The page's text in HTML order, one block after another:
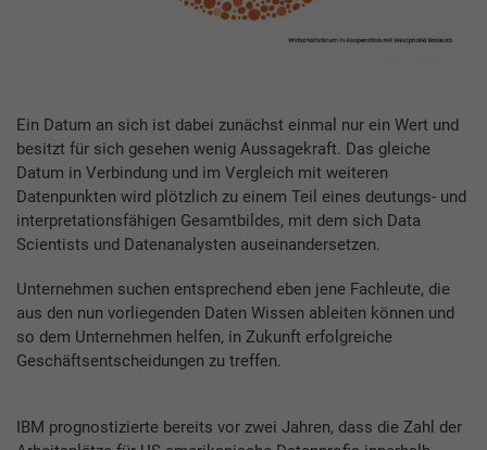
Ein Datum an sich ist dabei zunächst einmal nur ein Wert und
besitzt für sich gesehen wenig Aussagekraft. Das gleiche
Datum in Verbindung und im Vergleich mit weiteren
Datenpunkten wird plötzlich zu einem Teil eines deutungs- und
interpretationsfähigen Gesamtbildes, mit dem sich Data
Scientists und Datenanalysten auseinandersetzen.
Unternehmen suchen entsprechend eben jene Fachleute, die
aus den nun vorliegenden Daten Wissen ableiten können und
so dem Unternehmen helfen, in Zukunft erfolgreiche
Geschäftsentscheidungen zu treffen.
IBM prognostizierte bereits vor zwei Jahren, dass die Zahl der